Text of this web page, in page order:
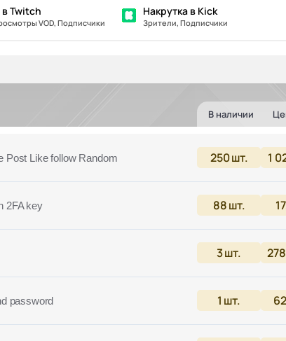
в Twitch
VOD, Подписчики
Накрутка в Kick
Зрители, Подписчики
В наличии
Post Like follow Random 250шт. 1
2FA key 88шт.
3шт.
password 1 шт.